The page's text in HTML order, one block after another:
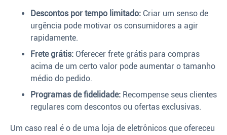
Descontos por tempo limitado: Criar um senso de
urgência pode motivar os consumidores a agir
rapidamente.
Frete grátis: Oferecer frete grátis para compras
acima de um certo valor pode aumentar o tamanho
médio do pedido.
Programas de fidelidade: Recompense seus clientes
regulares com descontos ou ofertas exclusivas.
Um caso real é o de uma loja de eletrônicos que ofereceu